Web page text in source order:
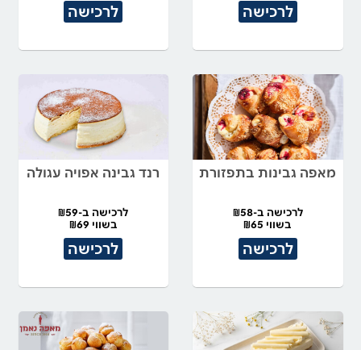
לרכישה לרכישה
מאפה גבינות בתפזורת
לרכישה ב-₪58
בשווי ₪65
לרכישה
רנד גבינה אפויה עגולה
לרכישה ב-₪59
בשווי ₪69
לרכישה